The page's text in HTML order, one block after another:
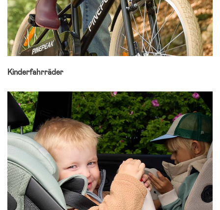
Kinderfahrräder